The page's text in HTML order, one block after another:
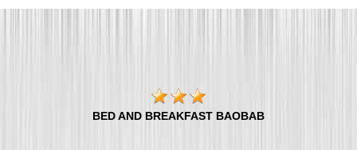
BED AND BREAKFAST BAOBAB